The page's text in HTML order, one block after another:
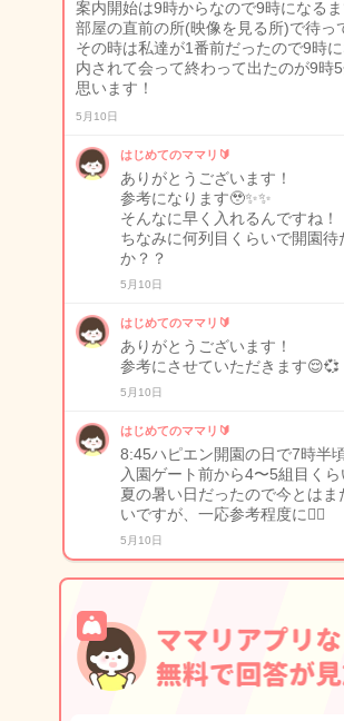
案内開始は9時からなので9時になる
部屋の直前の所(映像を見る所)で待っ
その時は私達が1番前だったので9時
内されて会って終わって出たのが9時
思います！
5月10日
はじめてのママリ🔰
ありがとうございます！
参考になります🥹✨✨
そんなに早く入れるんですね！
ちなみに何列目くらいで開園待
か？？
5月10日
はじめてのママリ🔰
ありがとうございます！
参考にさせていただきます😌💞
5月10日
はじめてのママリ🔰
8:45ハピエン開園の日で7時半
入園ゲート前から4〜5組目くら
夏の暑い日だったので今とはま
いですが、一応参考程度に🙇‍♀️
5月10日